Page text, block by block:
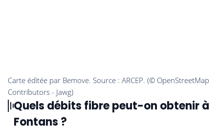
Quels débits fibre peut-on obtenir à
Fontans ?